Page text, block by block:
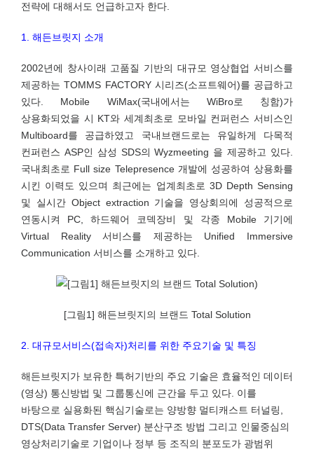
전략에 대해서도 언급하고자 한다.
1. 해든브릿지 소개
2002년에 창사이래 고품질 기반의 대규모 영상협업 서비스를
제공하는 TOMMS FACTORY 시리즈(소프트웨어)를 공급하고
있다. Mobile WiMax(국내에서는 WiBro로 칭함)가
상용화되었을 시 KT와 세계최초로 모바일 컨퍼런스 서비스인
Multiboard를 공급하였고 국내브랜드로는 유일하게 다목적
컨퍼런스 ASP인 삼성 SDS의 Wyzmeeting 을 제공하고 있다.
국내최초로 Full size Telepresence 개발에 성공하여 상용화를
시킨 이력도 있으며 최근에는 업계최초로 3D Depth Sensing
및 실시간 Object extraction 기술을 영상회의에 성공적으로
연동시켜 PC, 하드웨어 코덱장비 및 각종 Mobile 기기에
Virtual Reality 서비스를 제공하는 Unified Immersive
Communication 서비스를 소개하고 있다.
[그림1] 해든브릿지의 브랜드 Total Solution
2. 대규모서비스(접속자)처리를 위한 주요기술 및 특징
해든브릿지가 보유한 특허기반의 주요 기술은 효율적인 데이터
(영상) 통신방법 및 그룹통신에 근간을 두고 있다. 이를
바탕으로 실용화된 핵심기술로는 양방향 멀티캐스트 터널링,
DTS(Data Transfer Server) 분산구조 방법 그리고 인물중심의
영상처리기술로 기업이나 정부 등 조직의 분포도가 광범위